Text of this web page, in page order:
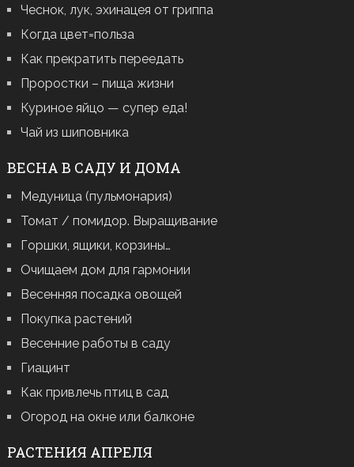
Чеснок, лук, эхинацея от гриппа
Когда цвет=польза
Как прекратить переедать
Проростки – пища жизни
Куриное яйцо — супер еда!
Чай из шиповника
ВЕСНА В САДУ И ДОМА
Медуница (пульмонария)
Томат / помидор. Выращивание
Горшки, ящики, корзины…
Очищаем дом для гармонии
Весенняя посадка овощей
Покупка растений
Весенние работы в саду
Гиацинт
Как привлечь птиц в сад
Огород на окне или балконе
РАСТЕНИЯ АПРЕЛЯ